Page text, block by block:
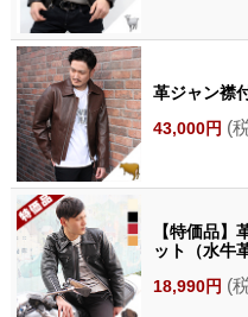
革ジャン襟
43,000円 (
【特価品】
ット（水牛
18,990円 (